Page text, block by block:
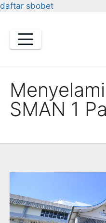
daftar sbobet
content
SMAN 1